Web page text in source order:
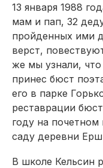
13 января 1988
мам и пап, 32
пройденных ими
верст,
же мы узнали,
принес бюст
его в парке
реставрации
году на
саду деревни
В школе Кельсин